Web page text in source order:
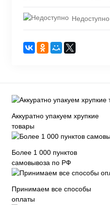
Недоступно
Аккуратно упакуем хрупкие
товары
Более 1 000 пунктов
самовывоза по РФ
Принимаем все способы
оплаты